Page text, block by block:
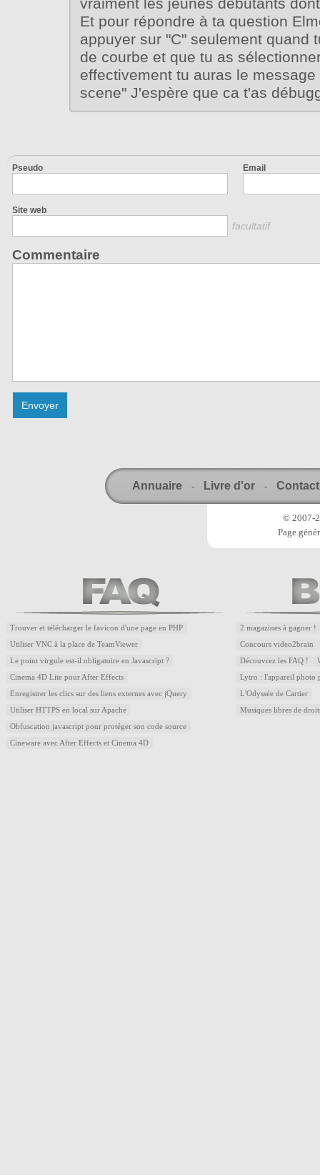
Et pour répondre à ta question
appuyer sur "C" seulement quand
de courbe et que tu as
effectivement tu auras le
scene" J'espère que ca t'as
Pseudo Email
Site web
facultatif
Commentaire
Annuaire - Livre d'or - Contact
© 2007-
Page
Trouver et télécharger le favicon d'une page en PHP
Utiliser VNC à la place de TeamViewer
Le point virgule est-il obligatoire en Javascript ?
Cinema 4D Lite pour After Effects
Enregistrer les clics sur des liens externes avec jQuery
Utiliser HTTPS en local sur Apache
Obfuscation javascript pour protéger son code source
Cineware avec After Effects et Cinema 4D
2 magazines à gagner !
Concours video2brain
Découvrez les FAQ !
Lytro : l'appareil photo
L'Odyssée de Cartier
Musiques libres de